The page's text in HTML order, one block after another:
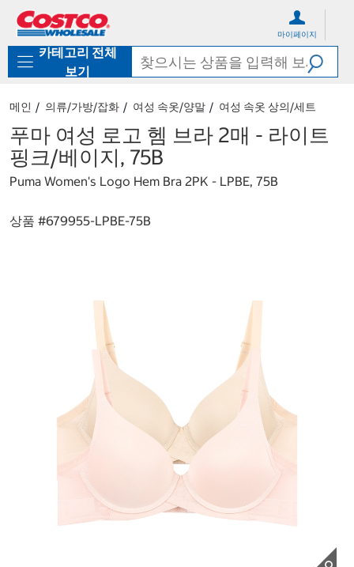
로
기
가
마이페이지
카테고리 전체
보기
메인 의류/가방/잡화 여성 속옷/양말 여성 속옷 상의/세트
푸마 여성 로고 헴 브라 2매 - 라이트
핑크/베이지, 75B
Puma Women's Logo Hem Bra 2PK - LPBE, 75B
상품 #679955-LPBE-75B